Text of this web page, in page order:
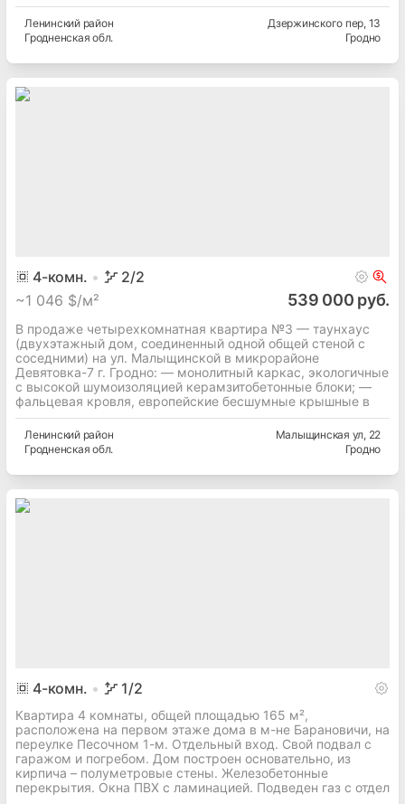
Ленинскийрайон
Гродненская обл.
Дзержинского пер, 13
Гродно
4-комн. 2/2
~1 046 $/м² 539 000 руб.
В продаже четырехкомнатная квартира №3 — таунхаус
(двухэтажный дом, соединенный одной общей стеной с
соседними) на ул. Малыщинской в микрорайоне
Девятовка-7 г. Гродно: — монолитный каркас, экологичные
с высокой шумоизоляцией керамзитобетонные блоки; —
фальцевая кровля, европейские бесшумные крышные в
Ленинскийрайон
Гродненская обл.
Малыщинская ул, 22
Гродно
4-комн. 1/2
Квартира 4 комнаты, общей площадью 165 м²,
расположена на первом этаже дома в м-не Барановичи, на
переулке Песочном 1-м. Отдельный вход. Свой подвал с
гаражом и погребом. Дом построен основательно, из
кирпича – полуметровые стены. Железобетонные
перекрытия. Окна ПВХ с ламинацией. Подведен газ с отдел